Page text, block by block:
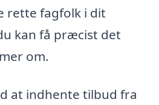
rette fagfolk i dit
kan få præcist det
om.
at indhente tilbud fra